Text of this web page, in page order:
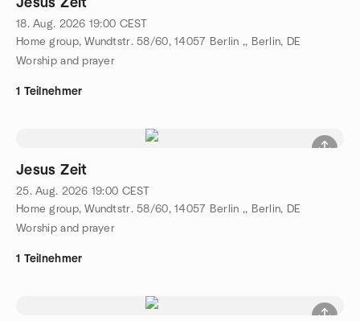
Jesus Zeit
18. Aug. 2026 19:00 CEST
Home group, Wundtstr. 58/60, 14057 Berlin ,, Berlin, DE
Worship and prayer
1 Teilnehmer
Jesus Zeit
25. Aug. 2026 19:00 CEST
Home group, Wundtstr. 58/60, 14057 Berlin ,, Berlin, DE
Worship and prayer
1 Teilnehmer